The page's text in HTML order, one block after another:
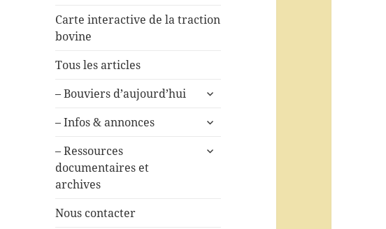
Carte interactive de la traction
bovine
Tous les articles
– Bouviers d’aujourd’hui
ouvrir
sous-
– Infos & annonces
ouvrir
sous-
– Ressources
documentaires et
archives
ouvrir
Nous contacter